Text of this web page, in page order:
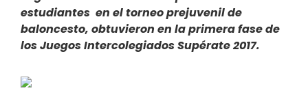
estudiantes en el torneo prejuvenil de
baloncesto, obtuvieron en la primera fase de
los Juegos Intercolegiados Supérate 2017.